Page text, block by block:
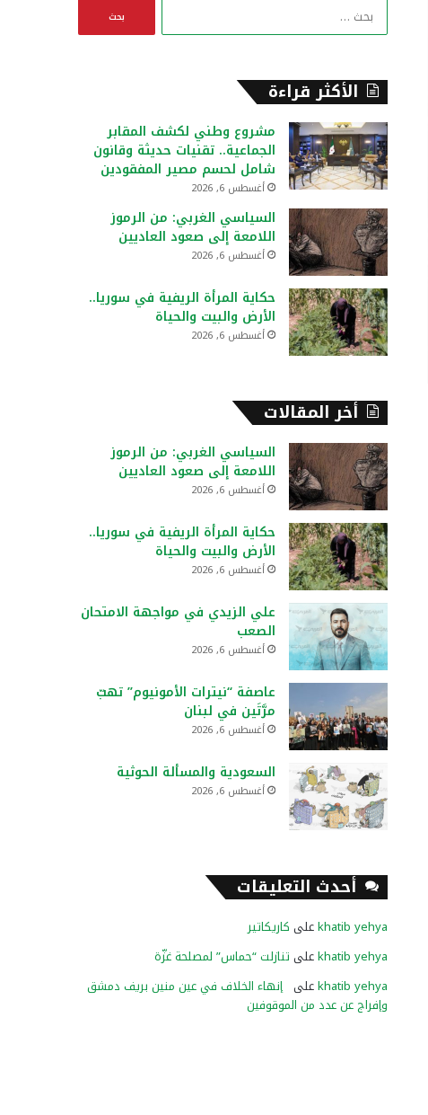
ا
ن
:
الأكثر قراءة
مشروع وطني لكشف المقابر
الجماعية.. تقنيات حديثة وقانون
شامل لحسم مصير المفقودين
أغسطس 6, 2026
السياسي الغربي: من الرموز
اللامعة إلى صعود العاديين
أغسطس 6, 2026
حكاية المرأة الريفية في سوريا..
الأرض والبيت والحياة
أغسطس 6, 2026
أخر المقالات
السياسي الغربي: من الرموز
اللامعة إلى صعود العاديين
أغسطس 6, 2026
حكاية المرأة الريفية في سوريا..
الأرض والبيت والحياة
أغسطس 6, 2026
علي الزيدي في مواجهة الامتحان
الصعب
أغسطس 6, 2026
عاصفة “نيترات الأمونيوم” تهبّ
مرَّتَين في لبنان
أغسطس 6, 2026
السعودية والمسألة الحوثية
أغسطس 6, 2026
أحدث التعليقات
khatib yehyaعلى كاريكاتير
khatib yehyaعلى تنازلت “حماس” لمصلحة غزّة
khatib yehyaعلى إنهاء الخلاف في عين منين بريف دمشق
وإفراج عن عدد من الموقوفين